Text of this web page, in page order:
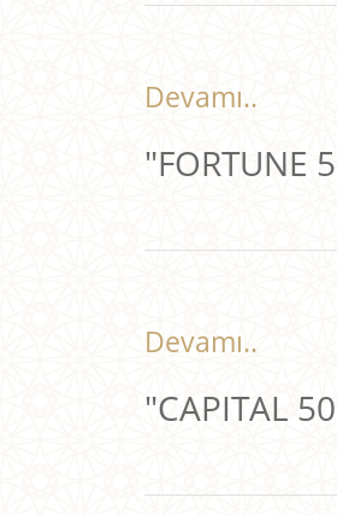
Devamı..
"FORTUNE
Devamı..
"CAPITAL